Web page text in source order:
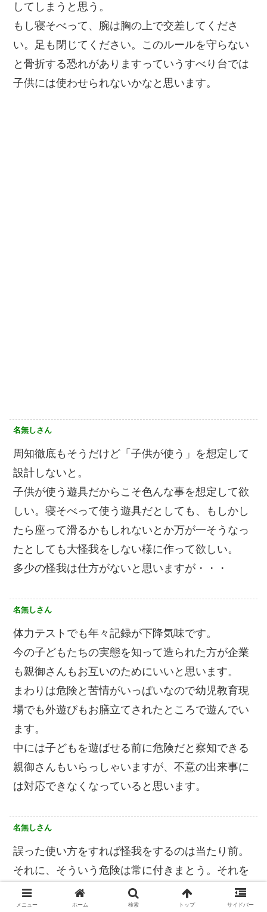
してしまうと思う。
もし寝そべって、腕は胸の上で交差してくださ
い。足も閉じてください。このルールを守らない
と骨折する恐れがありますっていうすべり台では
子供には使わせられないかなと思います。
名無しさん
周知徹底もそうだけど「子供が使う」を想定して
設計しないと。
子供が使う遊具だからこそ色んな事を想定して欲
しい。寝そべって使う遊具だとしても、もしかし
たら座って滑るかもしれないとか万が一そうなっ
たとしても大怪我をしない様に作って欲しい。
多少の怪我は仕方がないと思いますが・・・
名無しさん
体力テストでも年々記録が下降気味です。
今の子どもたちの実態を知って造られた方が企業
も親御さんもお互いのためにいいと思います。
まわりは危険と苦情がいっぱいなので幼児教育現
場でも外遊びもお膳立てされたところで遊んでい
ます。
中には子どもを遊ばせる前に危険だと察知できる
親御さんもいらっしゃいますが、不意の出来事に
は対応できなくなっていると思います。
名無しさん
誤った使い方をすれば怪我をするのは当たり前。
それに、そういう危険は常に付きまとう。それを
学ぶのも子供の遊びの中の一つ。大人が100％の
安全を求めるが故に、子供の危険予測の能力が低
メニュー ホーム 検索 トップ サイドバー